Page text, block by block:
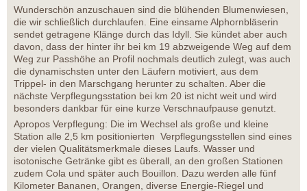
Wunderschön anzuschauen sind die blühenden Blumenwiesen,
die wir schließlich durchlaufen. Eine einsame Alphornbläserin
sendet getragene Klänge durch das Idyll. Sie kündet aber auch
davon, dass der hinter ihr bei km 19 abzweigende Weg auf dem
Weg zur Passhöhe an Profil nochmals deutlich zulegt, was auch
die dynamischsten unter den Läufern motiviert, aus dem
Trippel- in den Marschgang herunter zu schalten. Aber die
nächste Verpflegungsstation bei km 20 ist nicht weit und wird
besonders dankbar für eine kurze Verschnaufpause genutzt.
Apropos Verpflegung: Die im Wechsel als große und kleine
Station alle 2,5 km positionierten Verpflegungsstellen sind eines
der vielen Qualitätsmerkmale dieses Laufs. Wasser und
isotonische Getränke gibt es überall, an den großen Stationen
zudem Cola und später auch Bouillon. Dazu werden alle fünf
Kilometer Bananen, Orangen, diverse Energie-Riegel und